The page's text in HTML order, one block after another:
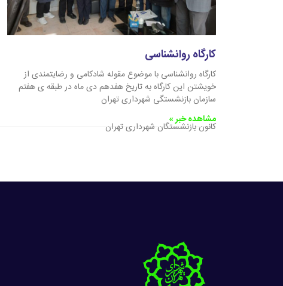
کارگاه روانشناسی
کارگاه روانشناسی با موضوع مقوله شادکامی و رضایتمندی از
خویشتن این کارگاه به تاریخ هفدهم دی ماه در طبقه ی هفتم
سازمان بازنشستگی شهرداری تهران
مشاهده خبر »
کانون بازنشستگان شهرداری تهران